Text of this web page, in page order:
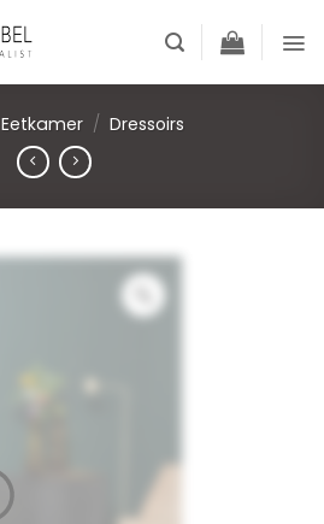
Eetkamer / Dressoirs